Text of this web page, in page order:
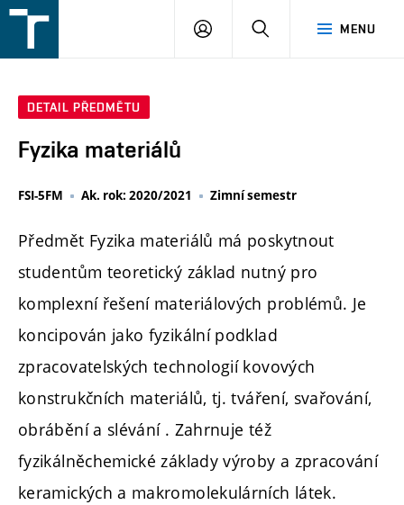
v
MENU
PŘIHLÁŠENÍ
DETAIL PŘEDMĚTU
Fyzika materiálů
FSI-5FM Ak. rok: 2020/2021 Zimní semestr
Předmět Fyzika materiálů má poskytnout
studentům teoretický základ nutný pro
komplexní řešení materiálových problémů. Je
koncipován jako fyzikální podklad
zpracovatelských technologií kovových
konstrukčních materiálů, tj. tváření, svařování,
obrábění a slévání . Zahrnuje též
fyzikálněchemické základy výroby a zpracování
keramických a makromolekulárních látek.